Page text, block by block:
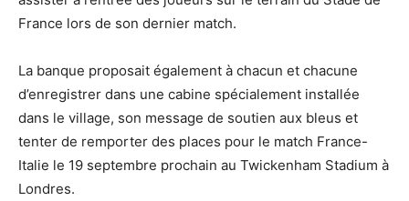
France lors de son dernier match.
La banque proposait également à chacun et chacune
d’enregistrer dans une cabine spécialement installée
dans le village, son message de soutien aux bleus et
tenter de remporter des places pour le match France-
Italie le 19 septembre prochain au Twickenham Stadium à
Londres.